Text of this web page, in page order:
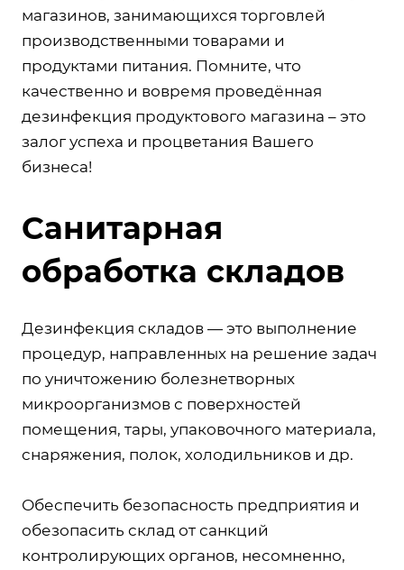
магазинов, занимающихся торговлей
производственными товарами и
продуктами питания. Помните, что
качественно и вовремя проведённая
дезинфекция продуктового магазина – это
залог успеха и процветания Вашего
бизнеса!
Санитарная
обработка складов
Дезинфекция складов — это выполнение
процедур, направленных на решение задач
по уничтожению болезнетворных
микроорганизмов с поверхностей
помещения, тары, упаковочного материала,
снаряжения, полок, холодильников и др.
Обеспечить безопасность предприятия и
обезопасить склад от санкций
контролирующих органов, несомненно,